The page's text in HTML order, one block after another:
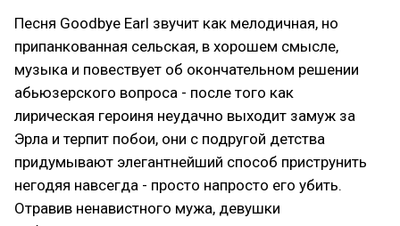
Песня Goodbye Earl звучит как мелодичная, но
припанкованная сельская, в хорошем смысле,
музыка и повествует об окончательном решении
абьюзерского вопроса - после того как
лирическая героиня неудачно выходит замуж за
Эрла и терпит побои, они с подругой детства
придумывают элегантнейший способ приструнить
негодяя навсегда - просто напросто его убить.
Отравив ненавистного мужа, девушки